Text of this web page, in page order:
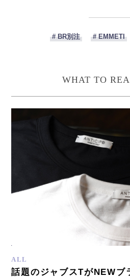
# BR別注 # EMMETI
WHAT TO
ALL
話題のジャブスTがNEWブ